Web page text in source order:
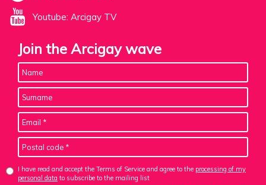
Youtube: Arcigay TV
Join the Arcigay wave
I have read and accept the Terms of Service and agree to the processing of my
personal data to subscribe to the mailing list